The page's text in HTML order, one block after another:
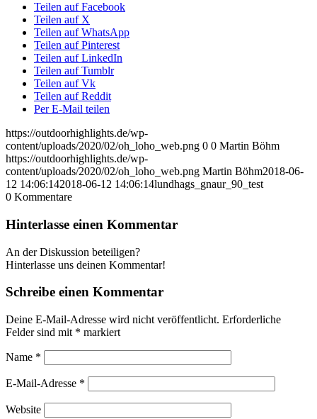
Teilen auf Facebook
Teilen auf X
Teilen auf WhatsApp
Teilen auf Pinterest
Teilen auf LinkedIn
Teilen auf Tumblr
Teilen auf Vk
Teilen auf Reddit
Per E-Mail teilen
https://outdoorhighlights.de/wp-
content/uploads/2020/02/oh_loho_web.png 0 0 Martin Böhm
https://outdoorhighlights.de/wp-
content/uploads/2020/02/oh_loho_web.png Martin Böhm2018-06-
12 14:06:142018-06-12 14:06:14lundhags_gnaur_90_test
0 Kommentare
Hinterlasse einen Kommentar
An der Diskussion beteiligen?
Hinterlasse uns deinen Kommentar!
Schreibe einen Kommentar
Deine E-Mail-Adresse wird nicht veröffentlicht. Erforderliche
Felder sind mit * markiert
Name *
E-Mail-Adresse *
Website